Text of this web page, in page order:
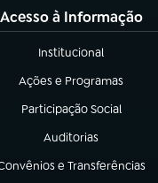
Acesso à Informação
Institucional
(abre em nova aba)
Ações e Programas
(abre em nova aba)
Participação Social
(abre em nova aba)
Auditorias
(abre em nova aba)
e Transferências
em nova aba)